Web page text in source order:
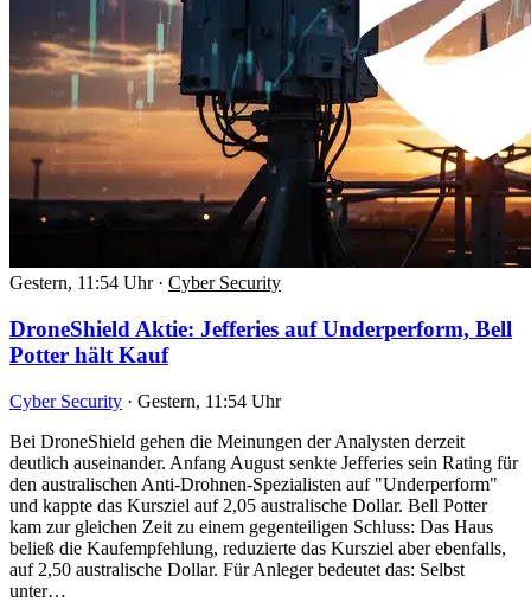
Gestern, 11:54 Uhr · Cyber Security
DroneShield Aktie: Jefferies auf Underperform, Bell
Potter hält Kauf
Cyber Security · Gestern, 11:54 Uhr
Bei DroneShield gehen die Meinungen der Analysten derzeit
deutlich auseinander. Anfang August senkte Jefferies sein Rating für
den australischen Anti-Drohnen-Spezialisten auf "Underperform"
und kappte das Kursziel auf 2,05 australische Dollar. Bell Potter
kam zur gleichen Zeit zu einem gegenteiligen Schluss: Das Haus
beließ die Kaufempfehlung, reduzierte das Kursziel aber ebenfalls,
auf 2,50 australische Dollar. Für Anleger bedeutet das: Selbst
unter…